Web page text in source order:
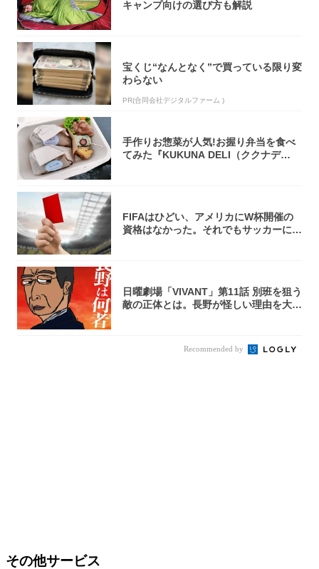
キャンプ向けの選び方も解説
宝くじ“なんとなく”で買っている限り変
わらない
PR(合同会社デジタルファーム )
手作りお惣菜が人気!お握り弁当を食べ
てみた『KUKUNA DELI（ククナデ
FIFAはひどい、アメリカにW杯開催の
資格はなかった。それでもサッカーには
日曜劇場「VIVANT」第11話 別班を狙う
敵の正体とは。長野が怪しい理由を大
Recommended by
その他サービス